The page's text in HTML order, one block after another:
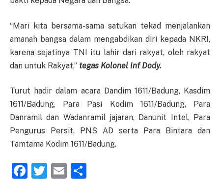
“Mari kita bersama-sama satukan tekad menjalankan
amanah bangsa dalam mengabdikan diri kepada NKRI,
karena sejatinya TNI itu lahir dari rakyat, oleh rakyat
dan untuk Rakyat,” tegas Kolonel Inf Dody.
Turut hadir dalam acara Dandim 1611/Badung, Kasdim
1611/Badung, Para Pasi Kodim 1611/Badung, Para
Danramil dan Wadanramil jajaran, Danunit Intel, Para
Pengurus Persit, PNS AD serta Para Bintara dan
Tamtama Kodim 1611/Badung.
Facebook
Twitter
Email